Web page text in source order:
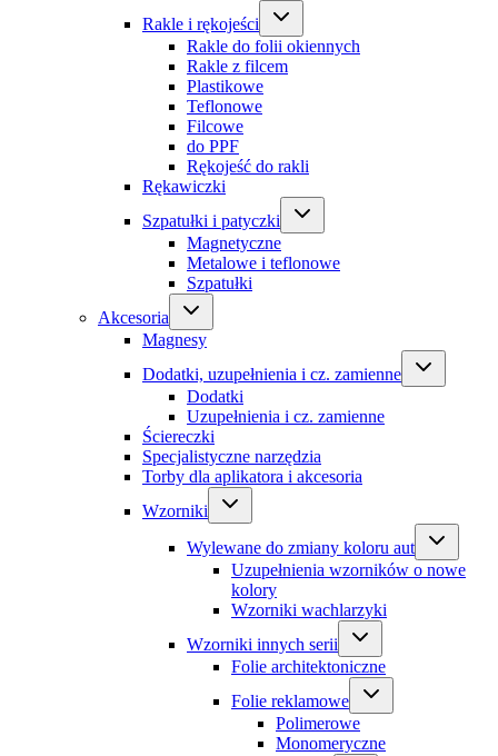
Rakle i rękojeści
Rakle do folii okiennych
Rakle z filcem
Plastikowe
Teflonowe
Filcowe
do PPF
Rękojeść do rakli
Rękawiczki
Szpatułki i patyczki
Magnetyczne
Metalowe i teflonowe
Szpatułki
Akcesoria
Magnesy
Dodatki, uzupełnienia i cz. zamienne
Dodatki
Uzupełnienia i cz. zamienne
Ściereczki
Specjalistyczne narzędzia
Torby dla aplikatora i akcesoria
Wzorniki
Wylewane do zmiany koloru aut
Uzupełnienia wzorników o nowe
kolory
Wzorniki wachlarzyki
Wzorniki innych serii
Folie architektoniczne
Folie reklamowe
Polimerowe
Monomeryczne